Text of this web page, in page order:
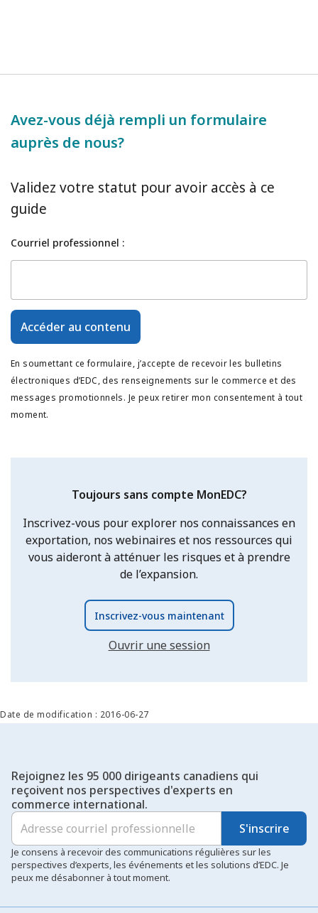
Avez-vous déjà rempli un formulaire
auprès de nous?
Validez votre statut pour avoir accès à ce
guide
Courriel professionnel :
En soumettant ce formulaire, j’accepte de recevoir les bulletins
électroniques d’EDC, des renseignements sur le commerce et des
messages promotionnels. Je peux retirer mon consentement à tout
moment.
Accéder au contenu
Toujours sans compte MonEDC?
Inscrivez-vous pour explorer nos connaissances en
exportation, nos webinaires et nos ressources qui
vous aideront à atténuer les risques et à prendre
de l’expansion.
Inscrivez-vous maintenant
Ouvrir une session
Date de modification : 2016-06-27
Rejoignez les 95 000 dirigeants canadiens qui
reçoivent nos perspectives d'experts en
commerce international.
S'inscrire
Je consens à recevoir des communications régulières sur les
perspectives d’experts, les événements et les solutions d’EDC. Je
peux me désabonner à tout moment.